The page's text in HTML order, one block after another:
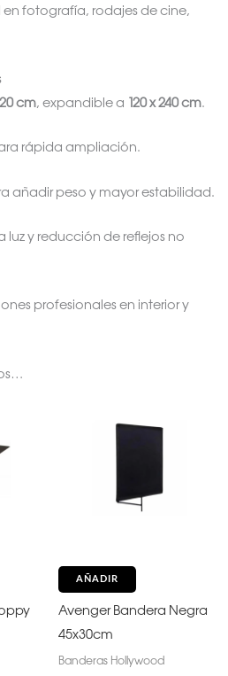
fotografía, rodajes de cine,
cm, expandible a 120 x 240 cm.
rápida ampliación.
añadir peso y mayor estabilidad.
luz y reducción de reflejos no
profesionales en interior y
AÑADIR
Avenger Bandera Negra
45x30cm
Banderas Hollywood